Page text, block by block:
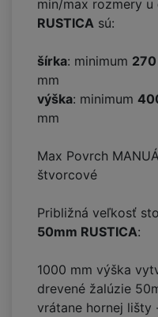
min/max rozmery u
RUSTICA sú:
šírka: minimum 270
mm
výška: minimum
mm
Max Povrch
štvorcové
Približná veľkosť
50mm RUSTICA:
1000 mm výška
drevené žalúzie
vrátane hornej lišty